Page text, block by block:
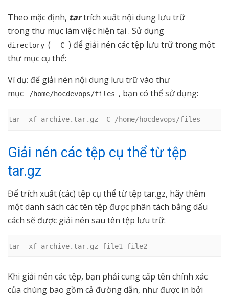
Theo mặc định, tartrích xuất nội dung lưu trữ
trong thư mục làm việc hiện tại . Sử dụng
--
directory ( -C ) để giải nén các tệp lưu trữ trong một
thư mục cụ thể:
Ví dụ: để giải nén nội dung lưu trữ vào thư
mục
/home/hocdevops/files , bạn có thể sử dụng:
tar -xf archive.tar.gz -C /home/hocdevops/files
Giải nén các tệp cụ thể từ tệp
tar.gz
Để trích xuất (các) tệp cụ thể từ tệp tar.gz, hãy thêm
một danh sách các tên tệp được phân tách bằng dấu
cách sẽ được giải nén sau tên tệp lưu trữ:
tar -xf archive.tar.gz file1 file2
Khi giải nén các tệp, bạn phải cung cấp tên chính xác
của chúng bao gồm cả đường dẫn, như được in bởi
--